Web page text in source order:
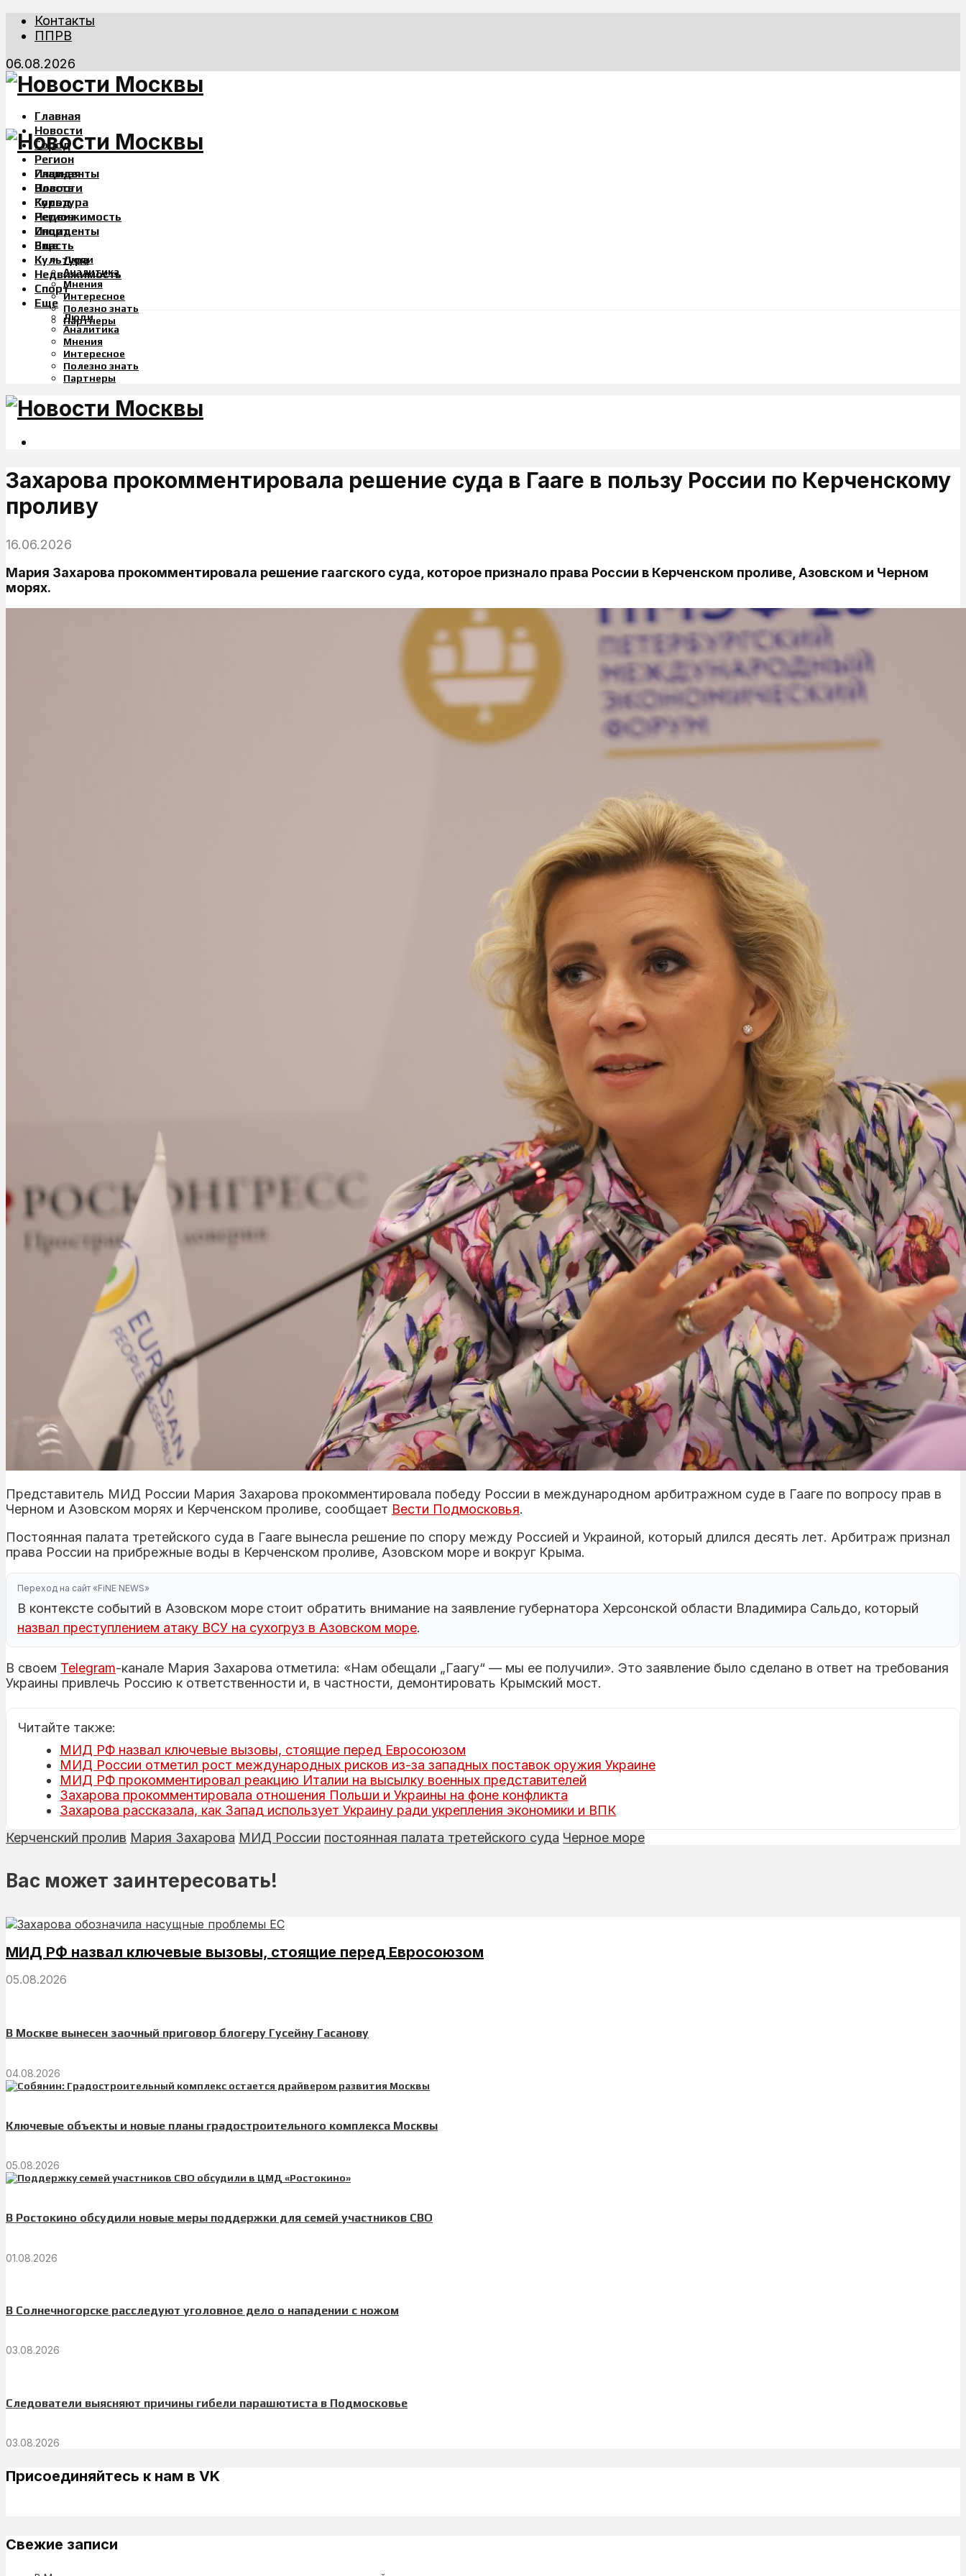
Контакты
ППРВ
06.08.2026
Главная
Новости
Город
Регион
Инциденты
Власть
Культура
Недвижимость
Спорт
Еще
Люди
Аналитика
Мнения
Интересное
Полезно знать
Партнеры
Главная
Новости
Город
Регион
Инциденты
Власть
Культура
Недвижимость
Спорт
Еще
Люди
Аналитика
Мнения
Интересное
Полезно знать
Партнеры
Захарова прокомментировала решение суда в Гааге в пользу России по Керченскому
проливу
16.06.2026
Мария Захарова прокомментировала решение гаагского суда, которое признало права России в Керченском проливе, Азовском и Черном
морях.
Представитель МИД России Мария Захарова прокомментировала победу России в международном арбитражном суде в Гааге по вопросу прав в
Черном и Азовском морях и Керченском проливе, сообщает Вести Подмосковья.
Постоянная палата третейского суда в Гааге вынесла решение по спору между Россией и Украиной, который длился десять лет. Арбитраж признал
права России на прибрежные воды в Керченском проливе, Азовском море и вокруг Крыма.
Переход на сайт «FiNE NEWS»
В контексте событий в Азовском море стоит обратить внимание на заявление губернатора Херсонской области Владимира Сальдо, который
назвал преступлением атаку ВСУ на сухогруз в Азовском море.
В своем Telegram-канале Мария Захарова отметила: «Нам обещали „Гаагу“ — мы ее получили». Это заявление было сделано в ответ на требования
Украины привлечь Россию к ответственности и, в частности, демонтировать Крымский мост.
Читайте также:
МИД РФ назвал ключевые вызовы, стоящие перед Евросоюзом
МИД России отметил рост международных рисков из-за западных поставок оружия Украине
МИД РФ прокомментировал реакцию Италии на высылку военных представителей
Захарова прокомментировала отношения Польши и Украины на фоне конфликта
Захарова рассказала, как Запад использует Украину ради укрепления экономики и ВПК
Керченский пролив Мария Захарова МИД России постоянная палата третейского суда Черное море
Вас может заинтересовать!
МИД РФ назвал ключевые вызовы, стоящие перед Евросоюзом
05.08.2026
В Москве вынесен заочный приговор блогеру Гусейну Гасанову
04.08.2026
Ключевые объекты и новые планы градостроительного комплекса Москвы
05.08.2026
В Ростокино обсудили новые меры поддержки для семей участников СВО
01.08.2026
В Солнечногорске расследуют уголовное дело о нападении с ножом
03.08.2026
Следователи выясняют причины гибели парашютиста в Подмосковье
03.08.2026
Присоединяйтесь к нам в VK
Свежие записи